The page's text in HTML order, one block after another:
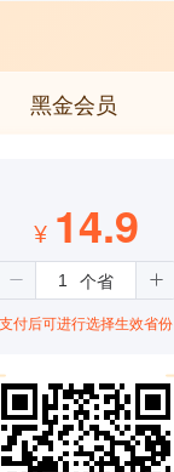
黑金会员
¥ 14.9
支付后可进行选择生效省份